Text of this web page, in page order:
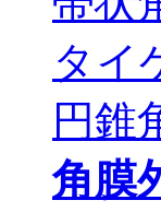
タイ
円錐
角膜